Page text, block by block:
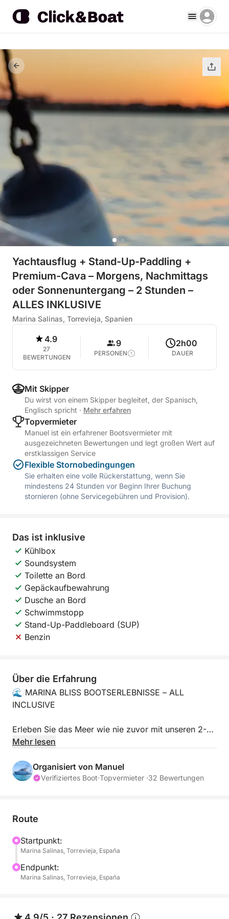
Yachtausflug + Stand-Up-Paddling +
Premium-Cava – Morgens, Nachmittags
oder Sonnenuntergang – 2 Stunden –
ALLES INKLUSIVE
Marina Salinas, Torrevieja, Spanien
4.9
27
BEWERTUNGEN
9
PERSONEN
2h00
DAUER
Mit Skipper
Du wirst von einem Skipper begleitet, der Spanisch,
Englisch spricht · Mehr erfahren
Topvermieter
Manuel ist ein erfahrener Bootsvermieter mit
ausgezeichneten Bewertungen und legt großen Wert auf
erstklassigen Service
Flexible Stornobedingungen
Sie erhalten eine volle Rückerstattung, wenn Sie
mindestens 24 Stunden vor Beginn Ihrer Buchung
stornieren (ohne Servicegebühren und Provision).
Das ist inklusive
Kühlbox
Soundsystem
Toilette an Bord
Gepäckaufbewahrung
Dusche an Bord
Schwimmstopp
Stand-Up-Paddleboard (SUP)
Benzin
Über die Erfahrung
🌊 MARINA BLISS BOOTSERLEBNISSE – ALL
INCLUSIVE
Erleben Sie das Meer wie nie zuvor mit unseren 2-
stündigen Bootsausflügen. Ein Erlebnis, das Ihnen
Küste schenkt.
kümmern uns um den Rest.
Buchbar als offener Ausflug (pro Person) oder als
privater Ausflug (nur für Ihre Gruppe).
Mehr lesen
Organisiert von Manuel
Verifiziertes Boot·Topvermieter ·32 Bewertungen
Route
Startpunkt:
Marina Salinas, Torrevieja, España
Endpunkt:
Marina Salinas, Torrevieja, España